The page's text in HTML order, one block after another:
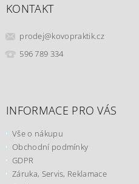
KONTAKT
prodej@kovopraktik.cz
596 789 334
INFORMACE PRO VÁS
Vše o nákupu
Obchodní podmínky
GDPR
Záruka, Servis, Reklamace